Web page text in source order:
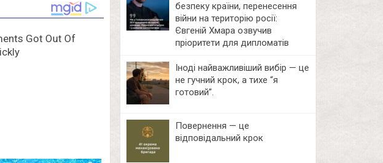
безпеку країни, перенесення
війни на територію росії:
Євгеній Хмара озвучив
пріоритети для дипломатів
Іноді найважливіший вибір — це
не гучний крок, а тихе “я
готовий”.
Повернення — це
відповідальний крок